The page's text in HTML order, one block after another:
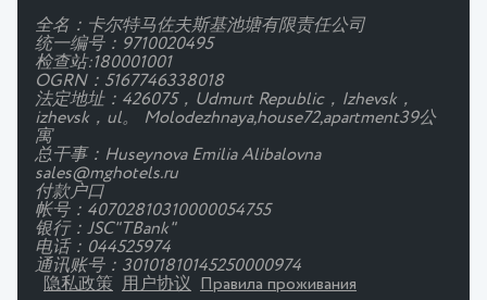
全名：卡尔特马佐夫斯基池塘有限责任公司
统一编号：9710020495
检查站:180001001
OGRN：5167746338018
法定地址：426075，Udmurt Republic，Izhevsk，
izhevsk，ul。 Molodezhnaya,house72,apartment39公
寓
总干事：Huseynova Emilia Alibalovna
sales@mghotels.ru
付款户口
帐号：40702810310000054755
银行：JSC"TBank"
电话：044525974
通讯账号：30101810145250000974
隐私政策
用户协议 Правила проживания